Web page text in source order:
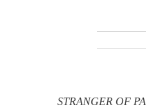
STRANGER OF